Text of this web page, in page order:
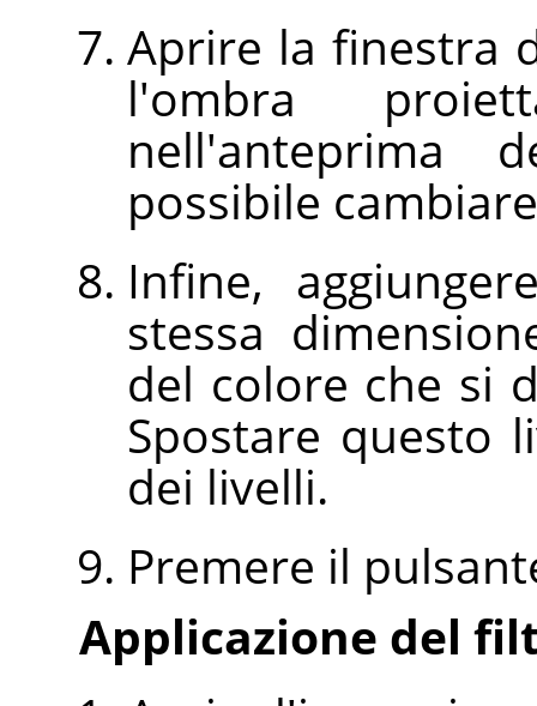
Aprire la finestra
l'ombra
nell'anteprima
possibile
Infine,
stessa
del colore che si
Spostare questo
dei livelli.
Premere il
Applicazione del